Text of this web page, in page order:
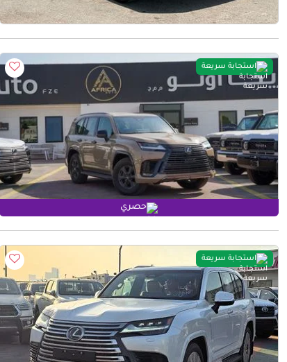
استجابة سريعة
حصري
استجابة سريعة